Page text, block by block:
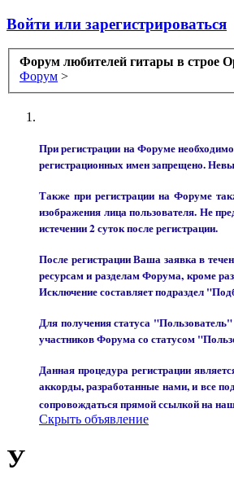
Войти или зарегистрироваться
Форум любителей гитары в строе
Форум >
При регистрации на Форуме
регистрационных имен запрещено.
Также при регистрации на Форуме
изображения лица пользователя. Не
истечении 2 суток после регистрации.
После регистрации Ваша заявка в
ресурсам и разделам Форума, кроме
Исключение составляет подраздел
Для получения статуса
участников Форума со статусом
Данная процедура регистрации
аккорды, разработанные нами, и все
сопровождаться прямой ссылкой на
Скрыть объявление
У